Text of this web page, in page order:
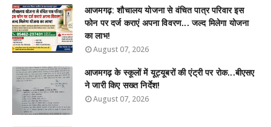
आजमगढ़: शौचालय योजना से वंचित पात्र परिवार इस
फोन पर दर्ज कराएं अपना विवरण... जल्द मिलेगा योजना
का लाभ!
August 07, 2026
आजमगढ़ के स्कूलों में यूट्यूबरों की एंट्री पर रोक...बीएसए
ने जारी किए सख्त निर्देश!
August 07, 2026